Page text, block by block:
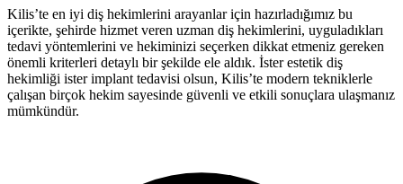
Kilis’te en iyi diş hekimlerini arayanlar için hazırladığımız bu
içerikte, şehirde hizmet veren uzman diş hekimlerini, uyguladıkları
tedavi yöntemlerini ve hekiminizi seçerken dikkat etmeniz gereken
önemli kriterleri detaylı bir şekilde ele aldık. İster estetik diş
hekimliği ister implant tedavisi olsun, Kilis’te modern tekniklerle
çalışan birçok hekim sayesinde güvenli ve etkili sonuçlara ulaşmanız
mümkündür.